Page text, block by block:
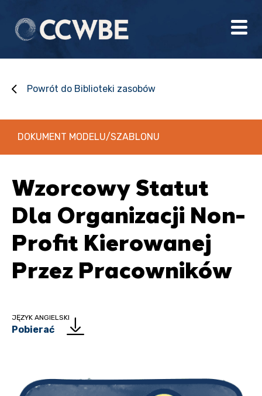
Powrót do Biblioteki zasobów
Wzorcowy Statut
Dla Organizacji Non-
Profit Kierowanej
Przez Pracowników
DOKUMENT MODELU/SZABLONU
JĘZYK ANGIELSKI
Pobierać